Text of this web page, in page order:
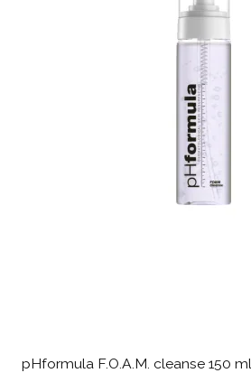
pHformula F.O.A.M. cleanse 150 ml